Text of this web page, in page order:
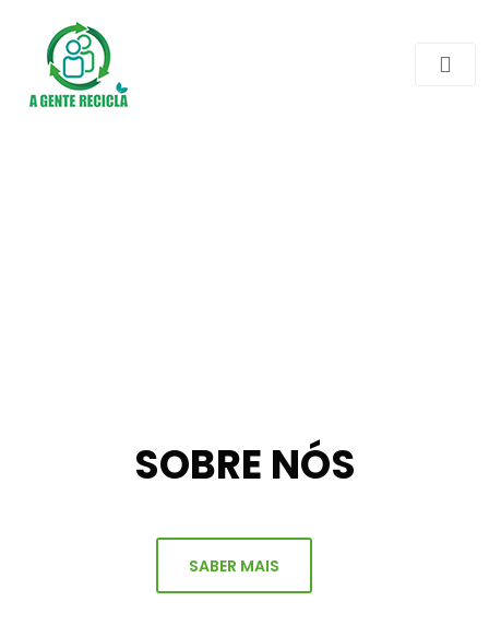
SOBRE NÓS
SABER MAIS